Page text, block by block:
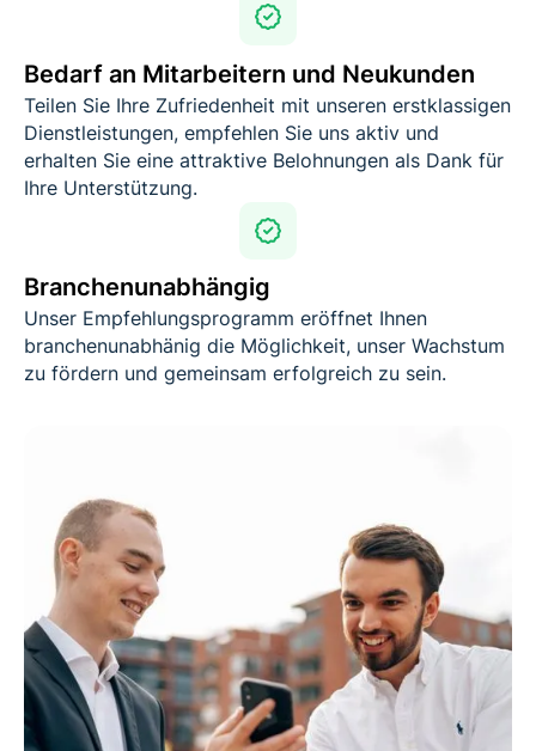
Bedarf an Mitarbeitern und Neukunden
Teilen Sie Ihre Zufriedenheit mit unseren erstklassigen
Dienstleistungen, empfehlen Sie uns aktiv und
erhalten Sie eine attraktive Belohnungen als Dank für
Ihre Unterstützung.
Branchenunabhängig
Unser Empfehlungsprogramm eröffnet Ihnen
branchenunabhänig die Möglichkeit, unser Wachstum
zu fördern und gemeinsam erfolgreich zu sein.